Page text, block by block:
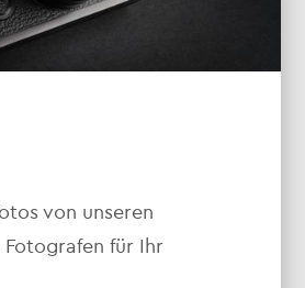
von unseren
Fotografen für Ihr